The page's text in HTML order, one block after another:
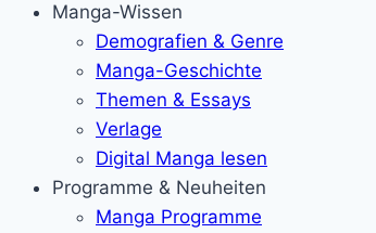
Manga-Wissen
Demografien & Genre
Manga-Geschichte
Themen & Essays
Verlage
Digital Manga lesen
Programme & Neuheiten
Manga Programme